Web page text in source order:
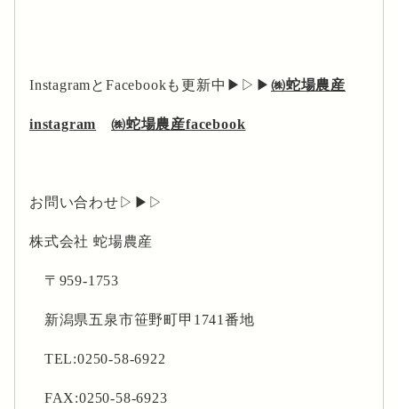
InstagramとFacebookも更新中▶▷▶ ㈱蛇場農産
instagram ㈱蛇場農産facebook
お問い合わせ▷▶▷
株式会社 蛇場農産
〒959-1753
新潟県五泉市笹野町甲1741番地
TEL:0250-58-6922
FAX:0250-58-6923